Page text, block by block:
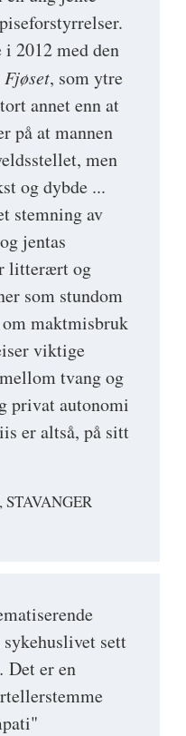
2012 med den
Fjøset, som ytre
annet enn at
på at mannen
men
og dybde ...
stemning av
jentas
litterært og
som stundom
maktmisbruk
viktige
tvang og
privat autonomi
er altså, på sitt
sett
Det er en